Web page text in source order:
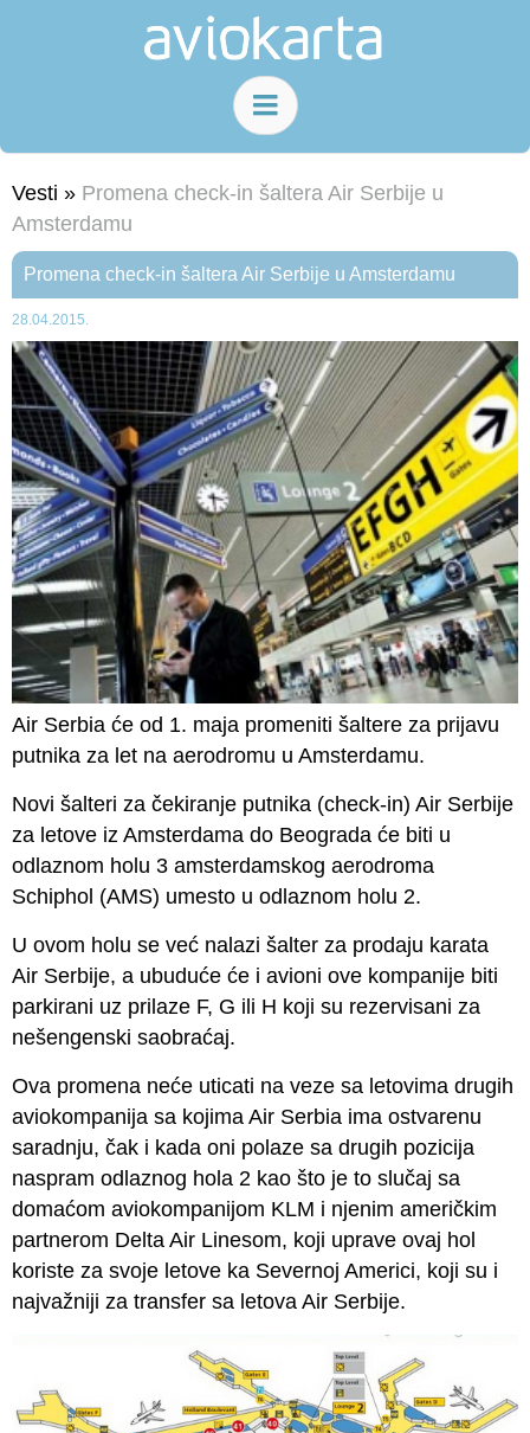
Vesti » Promena check-in šaltera Air Serbije u
Amsterdamu
Promena check-in šaltera Air Serbije u Amsterdamu
28.04.2015.
Air Serbia će od 1. maja promeniti šaltere za prijavu
putnika za let na aerodromu u Amsterdamu.
Novi šalteri za čekiranje putnika (check-in) Air Serbije
za letove iz Amsterdama do Beograda će biti u
odlaznom holu 3 amsterdamskog aerodroma
Schiphol (AMS) umesto u odlaznom holu 2.
U ovom holu se već nalazi šalter za prodaju karata
Air Serbije, a ubuduće će i avioni ove kompanije biti
parkirani uz prilaze F, G ili H koji su rezervisani za
nešengenski saobraćaj.
Ova promena neće uticati na veze sa letovima drugih
aviokompanija sa kojima Air Serbia ima ostvarenu
saradnju, čak i kada oni polaze sa drugih pozicija
naspram odlaznog hola 2 kao što je to slučaj sa
domaćom aviokompanijom KLM i njenim američkim
partnerom Delta Air Linesom, koji uprave ovaj hol
koriste za svoje letove ka Severnoj Americi, koji su i
najvažniji za transfer sa letova Air Serbije.